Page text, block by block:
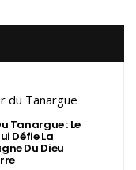
Tanargue : Le
Défie La
Du Dieu